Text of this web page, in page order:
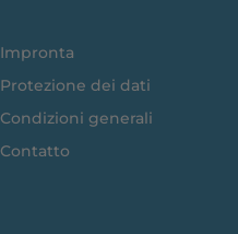
Impronta
Protezione dei dati
Condizioni generali
Contatto